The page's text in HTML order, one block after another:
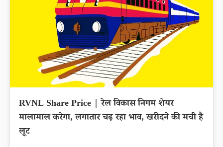
RVNL Share Price | रेल विकास निगम शेयर
मालामाल करेगा, लगातार चढ़ रहा भाव, खरीदने की मची है
लूट